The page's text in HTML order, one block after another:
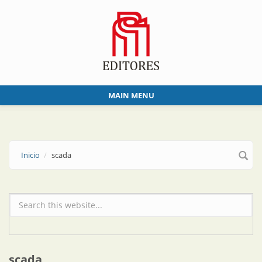
MAIN MENU
Inicio scada
Formulario de búsqueda